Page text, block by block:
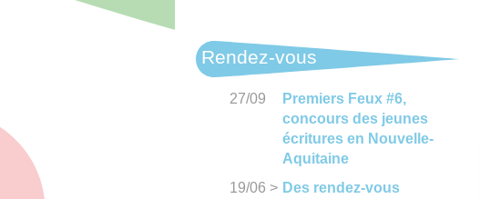
Rendez-vous
27/09
Premiers Feux #6,
concours des jeunes
écritures en Nouvelle-
Aquitaine
19/06 > Des rendez-vous